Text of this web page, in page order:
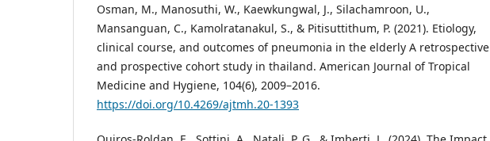
Osman, M., Manosuthi, W., Kaewkungwal, J., Silachamroon, U.,
Mansanguan, C., Kamolratanakul, S., & Pitisuttithum, P. (2021). Etiology,
clinical course, and outcomes of pneumonia in the elderly A retrospective
and prospective cohort study in thailand. American Journal of Tropical
Medicine and Hygiene, 104(6), 2009–2016.
https://doi.org/10.4269/ajtmh.20-1393